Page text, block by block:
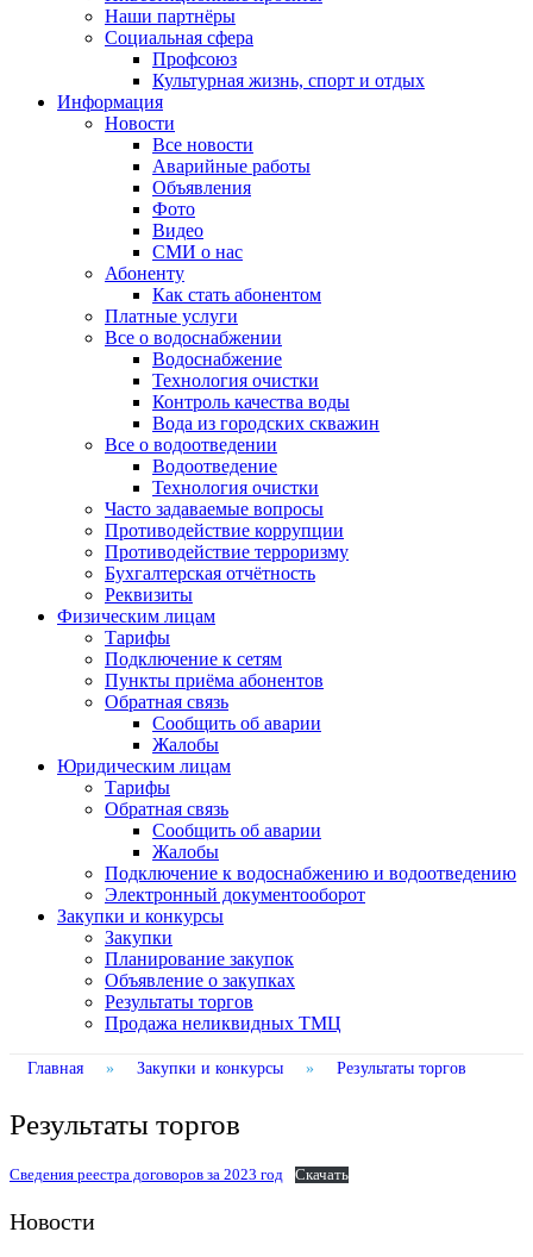
Наши партнёры
Социальная сфера
Профсоюз
Культурная жизнь, спорт и отдых
Информация
Новости
Все новости
Аварийные работы
Объявления
Фото
Видео
СМИ о нас
Абоненту
Как стать абонентом
Платные услуги
Все о водоснабжении
Водоснабжение
Технология очистки
Контроль качества воды
Вода из городских скважин
Все о водоотведении
Водоотведение
Технология очистки
Часто задаваемые вопросы
Противодействие коррупции
Противодействие терроризму
Бухгалтерская отчётность
Реквизиты
Физическим лицам
Тарифы
Подключение к сетям
Пункты приёма абонентов
Обратная связь
Сообщить об аварии
Жалобы
Юридическим лицам
Тарифы
Обратная связь
Сообщить об аварии
Жалобы
Подключение к водоснабжению и водоотведению
Электронный документооборот
Закупки и конкурсы
Закупки
Планирование закупок
Объявление о закупках
Результаты торгов
Продажа неликвидных ТМЦ
Главная » Закупки и конкурсы » Результаты торгов
Результаты торгов
Сведения реестра договоров за 2023 год Скачать
Новости